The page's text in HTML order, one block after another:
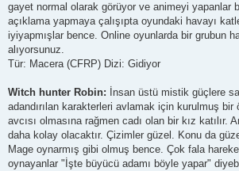
gayet normal olarak görüyor ve animeyi yapanlar
açıklama yapmaya çalışıpta oyundaki havayı
iyiyapmışlar bence. Online oyunlarda bir grubun
alıyorsunuz.
Tür: Macera (CFRP) Dizi: Gidiyor
Witch hunter Robin: İnsan üstü mistik güçlere
adandırılan karakterleri avlamak için kurulmuş bir
avcısı olmasına rağmen cadı olan bir kız katılır.
daha kolay olacaktır. Çizimler güzel. Konu da
Mage oynarmış gibi olmuş bence. Çok fala
oynayanlar "İşte büyücü adamı böyle yapar"